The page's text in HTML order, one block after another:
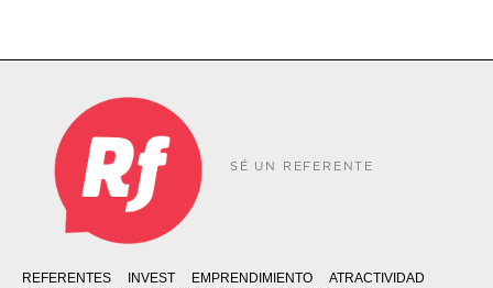
SÉ UN REFERENTE
REFERENTES INVEST EMPRENDIMIENTO
ATRACTIVIDAD